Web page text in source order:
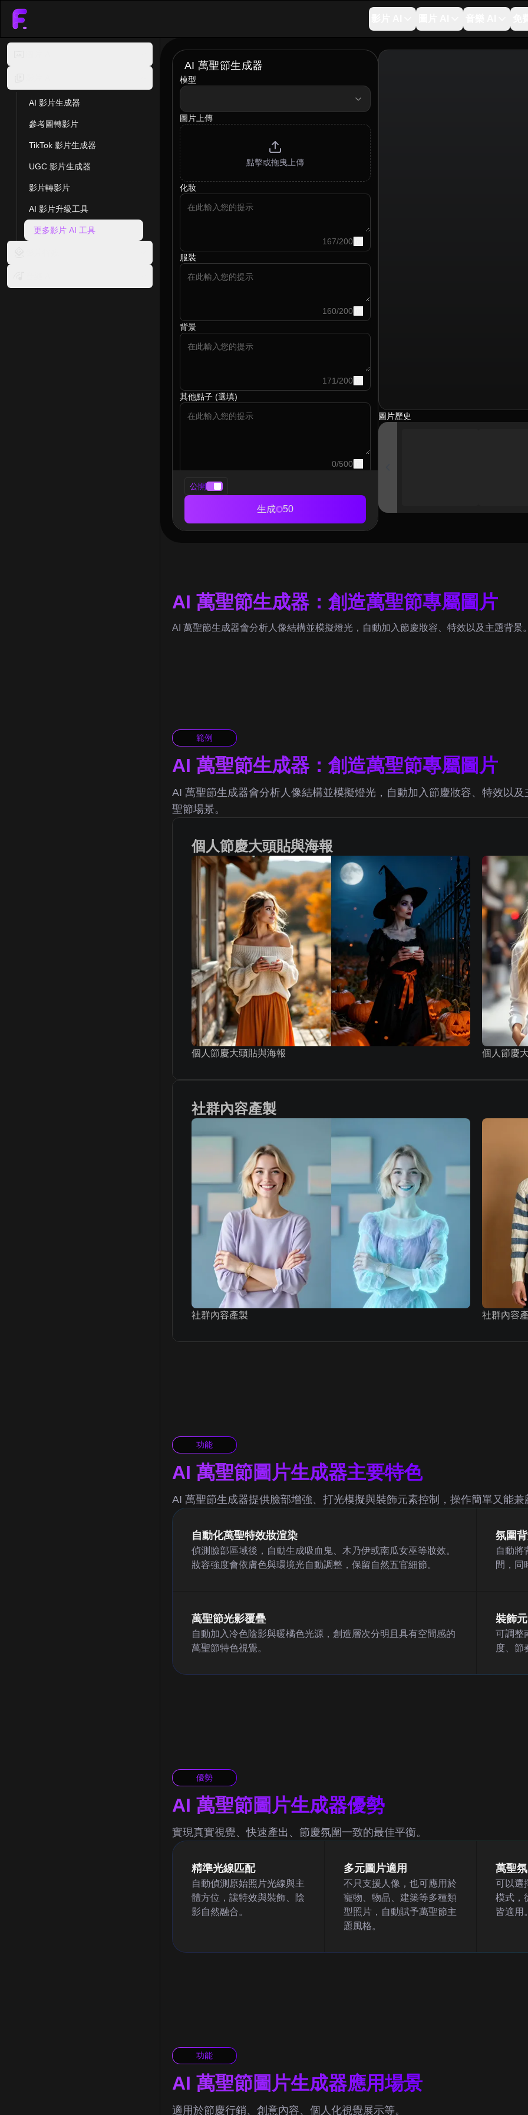
AI 影片生成器
參考圖轉影片
TikTok 影片生成器
UGC 影片生成器
影片轉影片
AI 影片升級工具
更多影片 AI 工具
AI 萬聖節生成器
模型
model
圖片上傳
點擊或拖曳上傳
化妝
167/200
服裝
160/200
背景
171/200
其他點子 (選填)
0/500
ratio
解析度
resolution
公開
生成 50
圖片歷史
AI 萬聖節生成器：創造萬聖節專屬圖片
AI 萬聖節生成器會分析人像結構並模擬燈光，自動加入節慶妝容、特效以及主題背
範例
AI 萬聖節生成器：創造萬聖節專屬圖片
AI 萬聖節生成器會分析人像結構並模擬燈光，自動加入節慶妝容、特效以
聖節場景。
個人節慶大頭貼與海報
個人節慶大頭貼與海報 個人節慶
社群內容產製
社群內容產製 社群內容
功能
AI 萬聖節圖片生成器主要特色
AI 萬聖節生成器提供臉部增強、打光模擬與裝飾元素控制，操作簡單又能兼
自動化萬聖特效妝渲染
偵測臉部區域後，自動生成吸血鬼、木乃伊或南瓜女巫等妝效。
妝容強度會依膚色與環境光自動調整，保留自然五官細節。
氛圍
自動將
間，同
萬聖節光影覆疊
自動加入冷色陰影與暖橘色光源，創造層次分明且具有空間感的
萬聖節特色視覺。
裝飾
可調整
度、節
優勢
AI 萬聖節圖片生成器優勢
實現真實視覺、快速產出、節慶氛圍一致的最佳平衡。
精準光線匹配
自動偵測原始照片光線與主
體方位，讓特效與裝飾、陰
影自然融合。
多元圖片適用
不只支援人像，也可應用於
寵物、物品、建築等多種類
型照片，自動賦予萬聖節主
題風格。
萬聖
可以選
模式，
皆適用
功能
AI 萬聖節圖片生成器應用場景
適用於節慶行銷、創意內容、個人化視覺展示等。